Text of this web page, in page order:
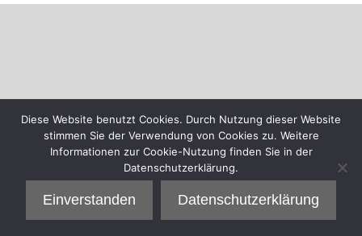
Diese Website benutzt Cookies. Durch Nutzung dieser Website
stimmen Sie der Verwendung von Cookies zu. Weitere
Informationen zur Cookie-Nutzung finden Sie in der
Datenschutzerklärung.
Einverstanden Datenschutzerklärung